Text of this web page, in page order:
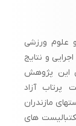
علوم ورزشی
و نتایج
هدف اصلی این پژوهش
پرتاب آزاد
مازندران
به 100 نفر از بسکتبالیست های